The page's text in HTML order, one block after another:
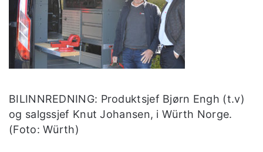
BILINNREDNING: Produktsjef Bjørn Engh (t.v)
og salgssjef Knut Johansen, i Würth Norge.
(Foto: Würth)